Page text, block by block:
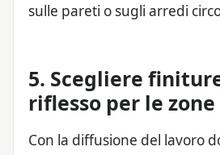
sulle pareti o sugli arredi
5. Scegliere
riflesso per le
Con la diffusione del lavoro